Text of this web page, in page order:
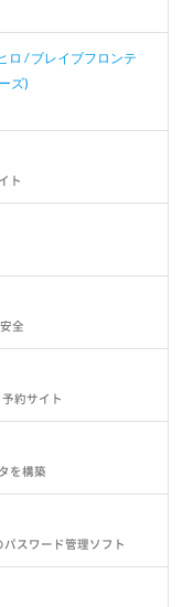
ロ / ブレイブフロンテ
ズ)
ト
全
約サイト
を構築
スワード管理ソフト